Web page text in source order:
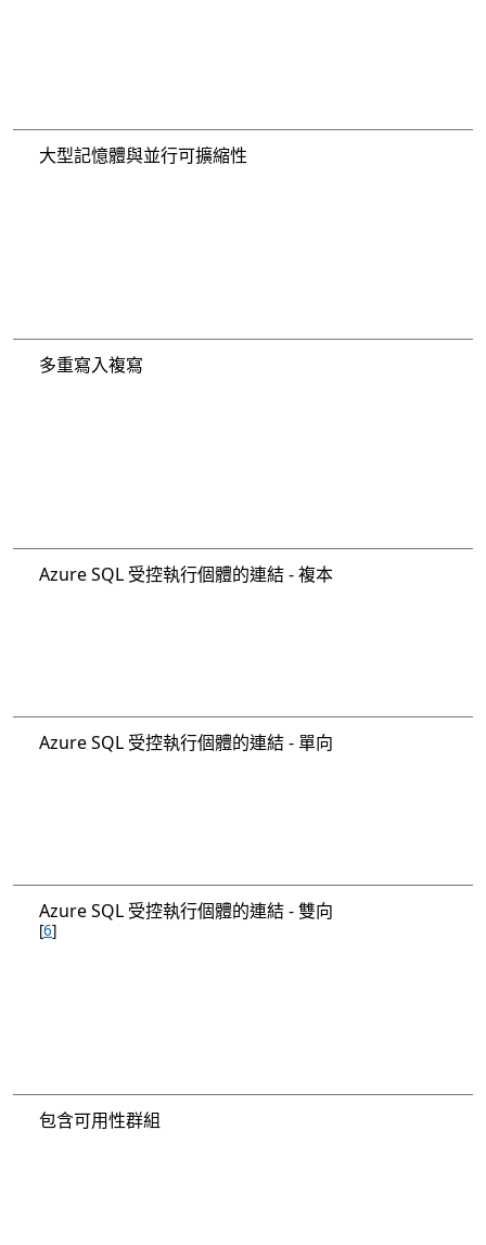
大型記憶體與並行可擴縮性
多重寫入複寫
Azure SQL 受控執行個體的連結 - 複本
Azure SQL 受控執行個體的連結 - 單向
Azure SQL 受控執行個體的連結 - 雙向
[6]
包含可用性群組